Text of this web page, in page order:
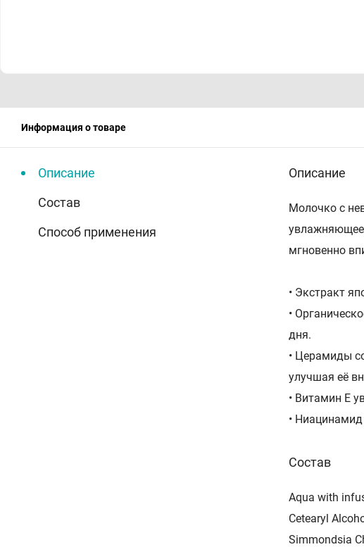
Информация о товаре
Описание
Состав
Способ применения
Описание
Молочко с
увлажняющее
мгновенно
• Экстракт
•
дня.
• Церамиды
улучшая её
• Витамин Е
•
Состав
Aqua with
Cetearyl
Simmondsia